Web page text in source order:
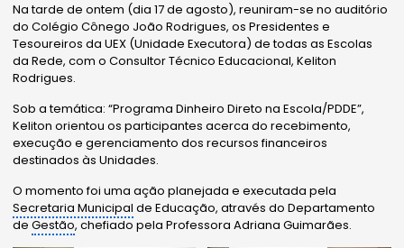
Na tarde de ontem (dia 17 de agosto), reuniram-se no auditório
do Colégio Cônego João Rodrigues, os Presidentes e
Tesoureiros da UEX (Unidade Executora) de todas as Escolas
da Rede, com o Consultor Técnico Educacional, Keliton
Rodrigues.
Sob a temática: “Programa Dinheiro Direto na Escola/PDDE”,
Keliton orientou os participantes acerca do recebimento,
execução e gerenciamento dos recursos financeiros
destinados às Unidades.
O momento foi uma ação planejada e executada pela
Secretaria Municipal de Educação, através do Departamento
deGestão, chefiado pela Professora Adriana Guimarães.